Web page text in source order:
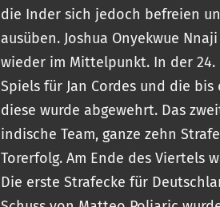
die Inder sich jedoch befreien
ausüben. Joshua Onyekwue
wieder im Mittelpunkt. In der
Spiels für Jan Cordes und die
diese wurde abgewehrt. Das
indische Team, ganze zehn
Torerfolg. Am Ende des Viertels
Die erste Strafecke für